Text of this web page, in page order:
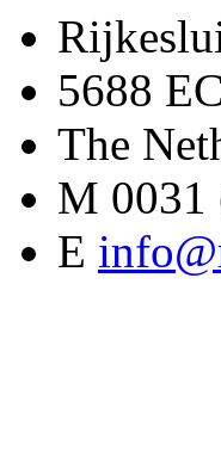
5688
The
M 0031
E